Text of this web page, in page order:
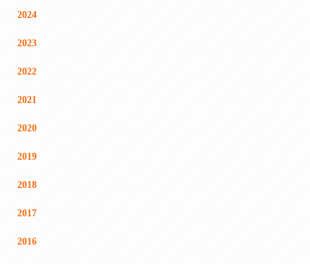
2024
2023
2022
2021
2020
2019
2018
2017
2016